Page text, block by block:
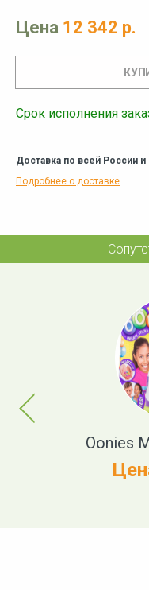
Цена 12 342 р.
Срок исполнения
Доставка по всей России
Подробнее о доставке
Previous
Oonies